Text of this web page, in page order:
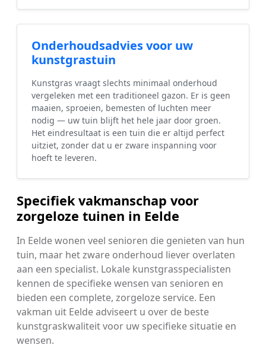
Onderhoudsadvies voor uw
kunstgrastuin
Kunstgras vraagt slechts minimaal onderhoud
vergeleken met een traditioneel gazon. Er is geen
maaien, sproeien, bemesten of luchten meer
nodig — uw tuin blijft het hele jaar door groen.
Het eindresultaat is een tuin die er altijd perfect
uitziet, zonder dat u er zware inspanning voor
hoeft te leveren.
Specifiek vakmanschap voor
zorgeloze tuinen in Eelde
In Eelde wonen veel senioren die genieten van hun
tuin, maar het zware onderhoud liever overlaten
aan een specialist. Lokale kunstgrasspecialisten
kennen de specifieke wensen van senioren en
bieden een complete, zorgeloze service. Een
vakman uit Eelde adviseert u over de beste
kunstgraskwaliteit voor uw specifieke situatie en
wensen.